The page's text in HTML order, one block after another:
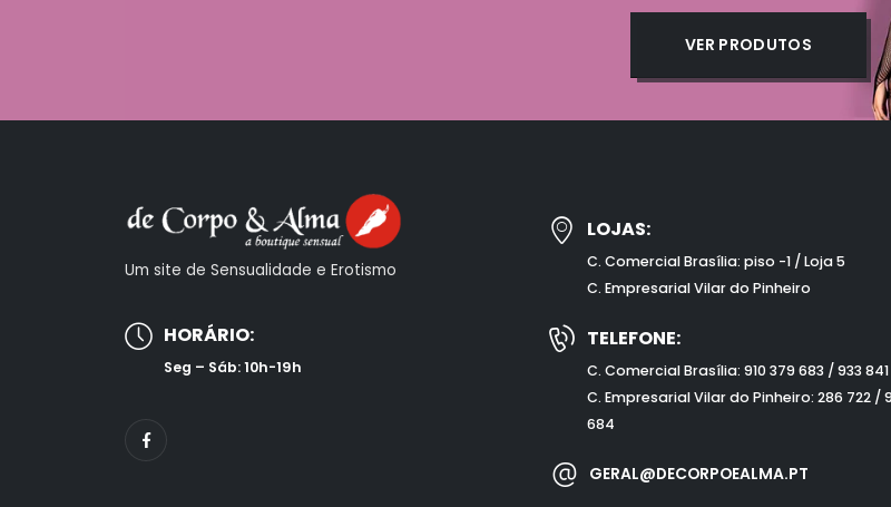
VER PRODUTOS
Um site de Sensualidade e Erotismo
HORÁRIO:
Seg – Sáb: 10h-19h
LOJAS:
C. Comercial Brasília: piso -1 / Loja 5
C. Empresarial Vilar do Pinheiro
TELEFONE:
C. Comercial Brasília: 910 379 683 / 933
C. Empresarial Vilar do Pinheiro: 286 722 /
684
GERAL@DECORPOEALMA.PT